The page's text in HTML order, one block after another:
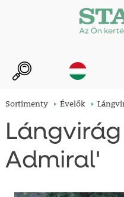
Sortimenty Évelők
Admiral'